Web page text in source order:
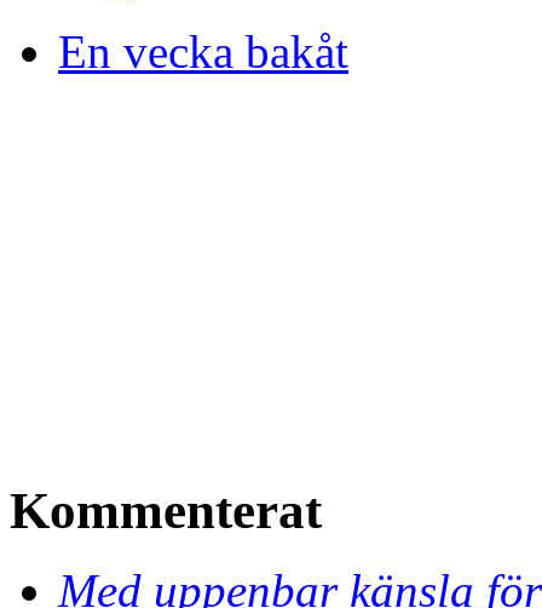
En vecka bakåt
Kommenterat
Med uppenbar känsla